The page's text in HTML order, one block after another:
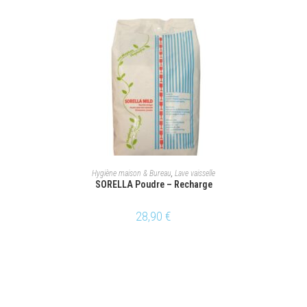
AJOUTER AU PANIER
Hygiène maison & Bureau, Lave vaisselle
SORELLA Poudre – Recharge
28,90 €